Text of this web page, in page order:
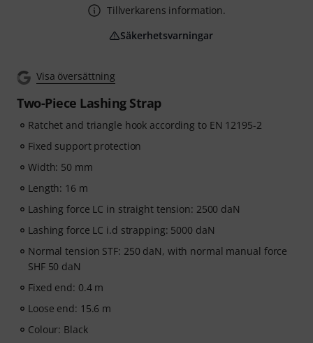
Visa översättning
Two-Piece Lashing Strap
Ratchet and triangle hook according to EN 12195-2
Fixed support protection
Width: 50 mm
Length: 16 m
Lashing force LC in straight tension: 2500 daN
Lashing force LC i.d strapping: 5000 daN
Normal tension STF: 250 daN, with normal manual force
SHF 50 daN
Fixed end: 0.4 m
Loose end: 15.6 m
Colour: Black
Tillverkarens information.
Säkerhetsvarningar